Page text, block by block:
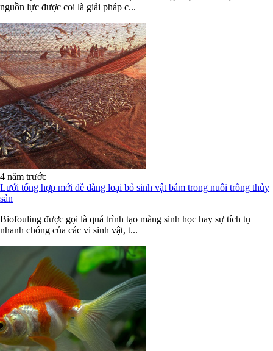
nguồn lực được coi là giải pháp c...
4 năm trước
Lưới tổng hợp mới dễ dàng loại bỏ sinh vật bám trong nuôi trồng thủy
sản
Biofouling được gọi là quá trình tạo màng sinh học hay sự tích tụ
nhanh chóng của các vi sinh vật, t...